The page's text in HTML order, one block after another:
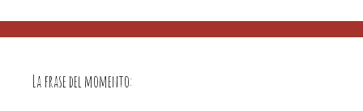
dalmate-
La frase del momento: